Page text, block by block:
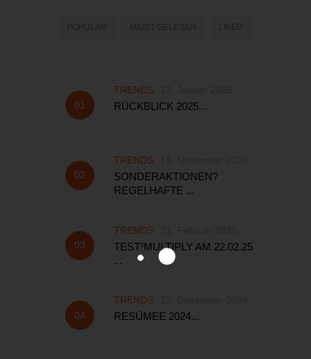
TRENDS
RÜCKBLICK 2025...
TRENDS
SONDERAKTIONEN?
REGELHAFTE ...
TRENDS
TEST²MULTIPLY AM 22.02.25
...
TRENDS
RESÜMEE 2024...